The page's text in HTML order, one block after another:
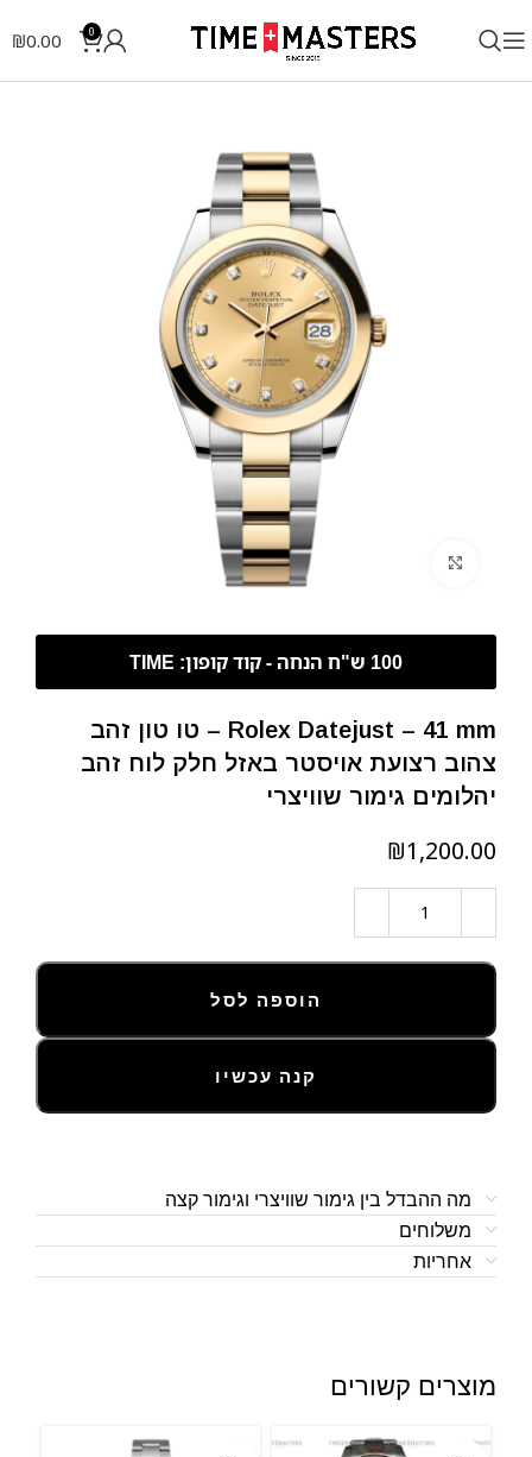
0
₪0.00
Rolex Datejust – 41 mm – טו טון זהב
צהוב רצועת אויסטר באזל חלק לוח זהב
יהלומים גימור שוויצרי
₪
הוספה לסל
קנה עכשיו
מה ההבדל בין גימור שוויצרי וגימור קצה
משלוחים
אחריות
מוצרים קשורים